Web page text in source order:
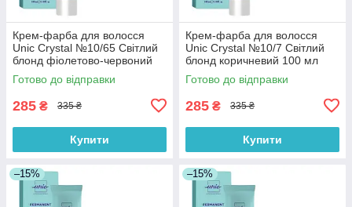
Крем-фарба для волосся
Unic Crystal №10/65 Світлий
блонд фіолетово-червоний
100 мл
Готово до відправки
285 ₴ 335 ₴
Купити
Крем-фарба для волосся
Unic Crystal №10/7 Світлий
блонд коричневий 100 мл
Готово до відправки
285 ₴ 335 ₴
Купити
–15% –15%